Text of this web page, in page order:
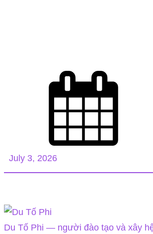
July 3, 2026
Du Tố Phi — người đào tạo và xây